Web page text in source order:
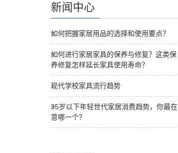
新闻中心
如何把握家居用品的选择和使用要点？
如何进行家居家具的保养与修复？这类保
养修复怎样延长家具使用寿命？
现代学校家具流行趋势
35岁以下年轻世代家居消费趋势，你最在
意哪一个？